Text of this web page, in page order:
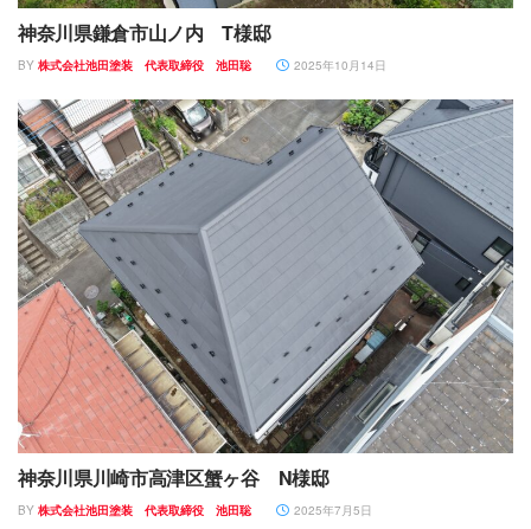
神奈川県鎌倉市山ノ内 T様邸
BY 株式会社池田塗装 代表取締役 池田聡 2025年10月14日
神奈川県川崎市高津区蟹ヶ谷 N様邸
BY 株式会社池田塗装 代表取締役 池田聡 2025年7月5日